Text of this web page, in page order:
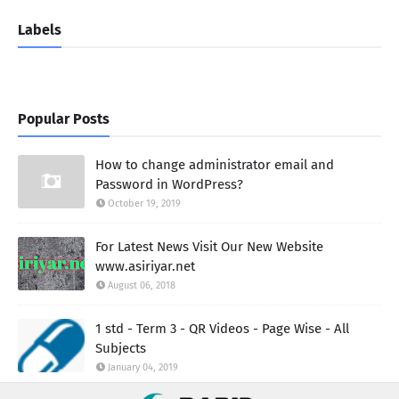
Labels
Popular Posts
How to change administrator email and
Password in WordPress?
October 19, 2019
For Latest News Visit Our New Website
www.asiriyar.net
August 06, 2018
1 std - Term 3 - QR Videos - Page Wise - All
Subjects
January 04, 2019